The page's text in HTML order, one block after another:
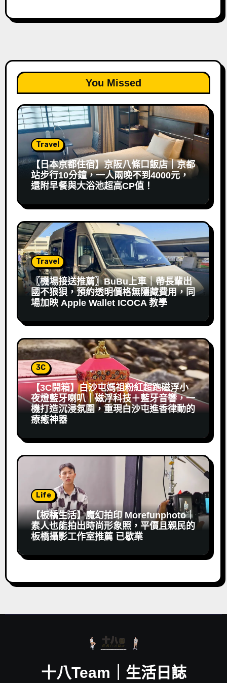
You Missed
Travel
【日本京都住宿】京阪八條口飯店｜京都
站步行10分鐘，一人兩晚不到4000元，
還附早餐與大浴池超高CP值！
Travel
〖機場接送推薦〗BuBu上車｜帶長輩出
國不狼狽，預約透明價格無隱藏費用，同
場加映 Apple Wallet ICOCA 教學
3C
【3C開箱】白沙屯媽祖粉紅超跑磁浮小
夜燈藍牙喇叭｜磁浮科技＋藍牙音響，一
機打造沉浸氛圍，重現白沙屯進香律動的
療癒神器
Life
【板橋生活】魔幻拍印 Morefunphoto｜
素人也能拍出時尚形象照，平價且親民的
板橋攝影工作室推薦 已歇業
十八Team｜生活日誌